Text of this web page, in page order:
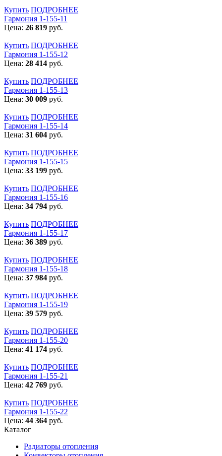
Купить ПОДРОБНЕЕ
Гармония 1-155-11
Цена: 26 819 руб.
Купить ПОДРОБНЕЕ
Гармония 1-155-12
Цена: 28 414 руб.
Купить ПОДРОБНЕЕ
Гармония 1-155-13
Цена: 30 009 руб.
Купить ПОДРОБНЕЕ
Гармония 1-155-14
Цена: 31 604 руб.
Купить ПОДРОБНЕЕ
Гармония 1-155-15
Цена: 33 199 руб.
Купить ПОДРОБНЕЕ
Гармония 1-155-16
Цена: 34 794 руб.
Купить ПОДРОБНЕЕ
Гармония 1-155-17
Цена: 36 389 руб.
Купить ПОДРОБНЕЕ
Гармония 1-155-18
Цена: 37 984 руб.
Купить ПОДРОБНЕЕ
Гармония 1-155-19
Цена: 39 579 руб.
Купить ПОДРОБНЕЕ
Гармония 1-155-20
Цена: 41 174 руб.
Купить ПОДРОБНЕЕ
Гармония 1-155-21
Цена: 42 769 руб.
Купить ПОДРОБНЕЕ
Гармония 1-155-22
Цена: 44 364 руб.
Каталог
Радиаторы отопления